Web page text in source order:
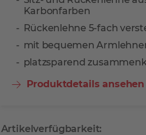
Karbonfarben
Rückenlehne 5-fach
mit bequemen
platzsparend
Produktdetails ansehen
Artikelverfügbarkeit: